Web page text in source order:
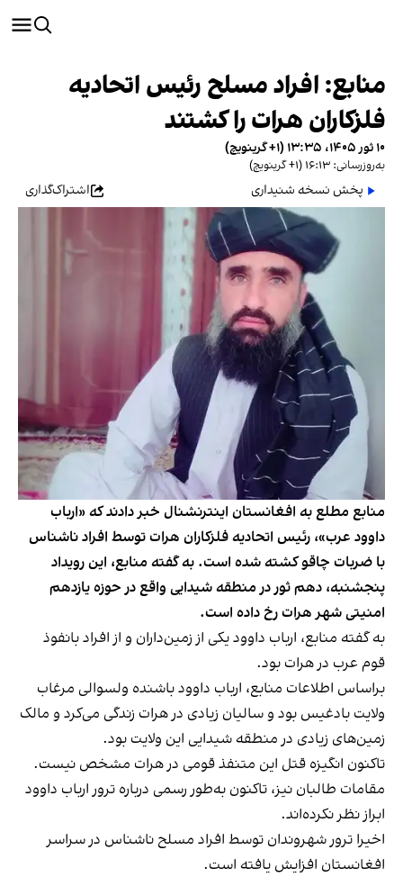
منابع: افراد مسلح رئیس اتحادیه
فلزکاران هرات را کشتند
۱۰ ثور ۱۴۰۵، ۱۳:۳۵ (‎+۱ گرینویچ)
به‌روزرسانی: ۱۶:۱۳ (‎+۱ گرینویچ)
پخش نسخه شنیداری اشتراک‌گذاری
منابع مطلع به افغانستان اینترنشنال خبر دادند که «ارباب
داوود عرب»، رئیس اتحادیه فلزکاران هرات توسط افراد ناشناس
با ضربات چاقو کشته شده است. به گفته منابع، این رویداد
پنجشنبه، دهم ثور در منطقه شیدایی واقع در حوزه یازدهم
امنیتی شهر هرات رخ داده است.
به گفته منابع، ارباب داوود یکی از زمین‌داران و از افراد بانفوذ
قوم عرب در هرات بود.
براساس اطلاعات منابع، ارباب داوود باشنده ولسوالی مرغاب
ولایت بادغیس بود و سالیان زیادی در هرات زندگی می‌کرد و مالک
زمین‌های زیادی در منطقه شیدایی این ولایت بود.
تاکنون انگیزه قتل این متنفذ قومی در هرات مشخص نیست.
مقامات طالبان نیز، تاکنون به‌طور رسمی درباره ترور ارباب داوود
ابراز نظر نکرده‌اند.
اخیرا ترور شهروندان توسط افراد مسلح ناشناس در سراسر
افغانستان افزایش یافته است.